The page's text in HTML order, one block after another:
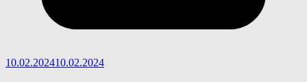
10.02.202410.02.2024